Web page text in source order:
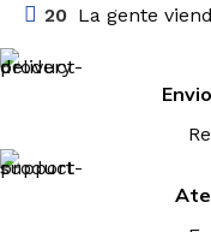
20 La gente